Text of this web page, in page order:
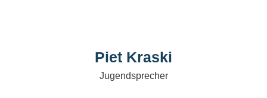
Piet Kraski
Jugendsprecher